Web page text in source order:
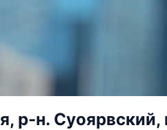
р-н. Суоярвский,